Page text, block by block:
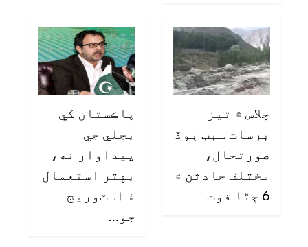
چلاس ۾ تيز
برسات سبب ٻوڏ
صورتحال،
مختلف حادثن ۾
6 ڄڻا فوت
پاڪستان کي
بجلي جي
پيداوار نه،
بهتر استعمال
۽ اسٽوريج
جو…